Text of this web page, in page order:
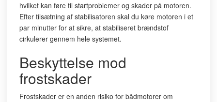
hvilket kan føre til startproblemer og skader på motoren.
Efter tilsætning af stabilisatoren skal du køre motoren i et
par minutter for at sikre, at stabiliseret brændstof
cirkulerer gennem hele systemet.
Beskyttelse mod
frostskader
Frostskader er en anden risiko for bådmotorer om